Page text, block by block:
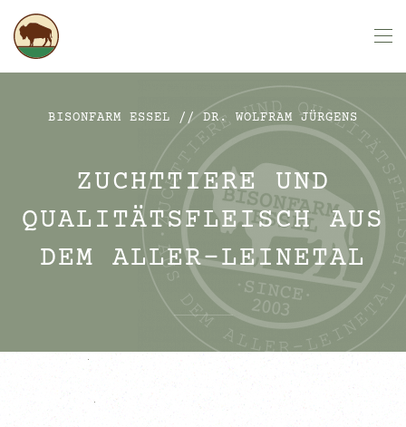
Zum Hauptinhalt springen
BISONFARM ESSEL // DR. WOLFRAM JÜRGENS
ZUCHTTIERE UND
QUALITÄTSFLEISCH AUS
DEM ALLER-LEINETAL